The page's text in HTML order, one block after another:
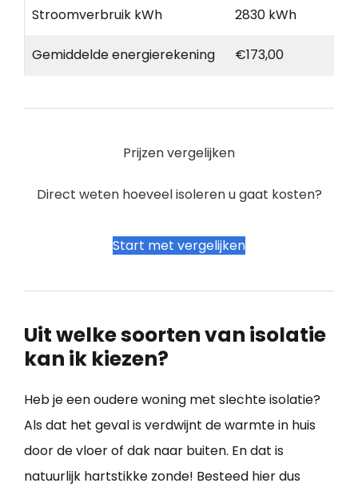
Stroomverbruik kWh 2830 kWh
Gemiddelde energierekening €173,00
Prijzen vergelijken
Direct weten hoeveel isoleren u gaat kosten?
Start met vergelijken
Uit welke soorten van isolatie
kan ik kiezen?
Heb je een oudere woning met slechte isolatie?
Als dat het geval is verdwijnt de warmte in huis
door de vloer of dak naar buiten. En dat is
natuurlijk hartstikke zonde! Besteed hier dus